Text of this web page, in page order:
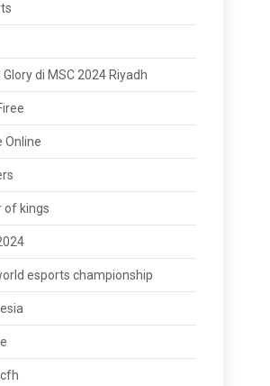
Glory di MSC 2024 Riyadh
Online
of kings
esports championship